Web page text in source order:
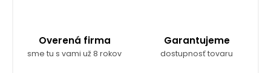
Overená firma
sme tu s vami už 8 rokov
Garantujeme
dostupnosť tovaru